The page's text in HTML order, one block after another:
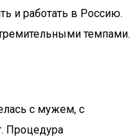
и работать в Россию.
темпами.
с мужем, с
Процедура